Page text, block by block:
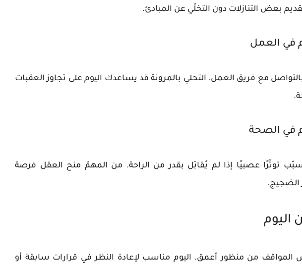
بعض التنازلات دون التخلّي عن المبادئ.
في العمل
مع فريق العمل. التحلي بالمرونة قد يساعدك اليوم على تجاوز العقبات
في الصحة
توتّرًا عصبيًا إذا لم يُقابَل بقدر من الراحة. من المهمّ منح العقل فرصة
الضجيج.
اليوم
من منظور أعمق. اليوم مناسب لإعادة النظر في قرارات سابقة أو